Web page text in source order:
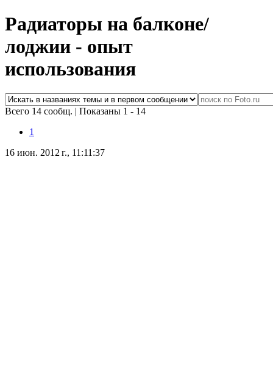
Радиаторы на балконе/
лоджии - опыт
использования
Всего 14 сообщ. | Показаны 1 - 14
1
16 июн. 2012 г., 11:11:37